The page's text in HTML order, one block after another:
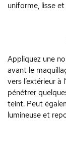
uniforme, lisse
Appliquez une
avant le
vers l’extérieur à
pénétrer
teint. Peut
lumineuse et